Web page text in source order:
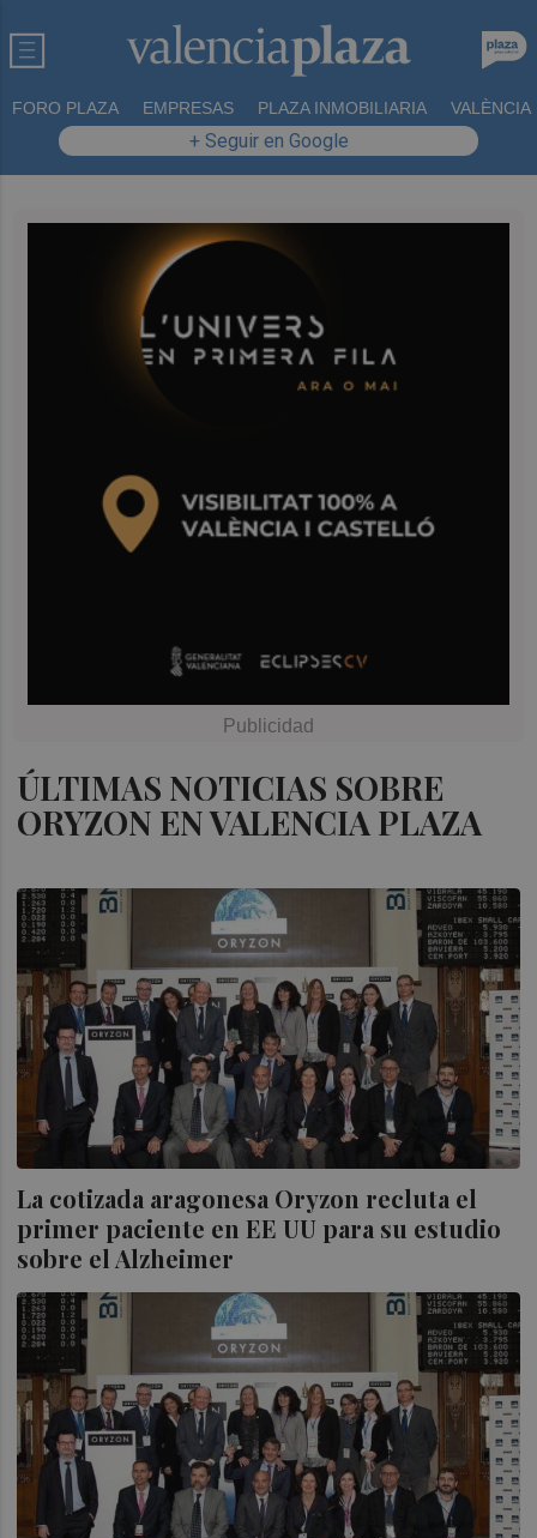
FORO PLAZA EMPRESAS PLAZA INMOBILIARIA VALÈNCIA
+ Seguir en Google
ÚLTIMAS NOTICIAS SOBRE
ORYZON EN VALENCIA PLAZA
La cotizada aragonesa Oryzon recluta el
primer paciente en EE UU para su estudio
sobre el Alzheimer